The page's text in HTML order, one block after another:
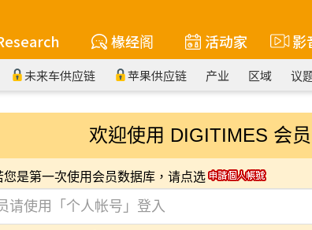
椽经阁 活动家 影
未来车供应链 苹果供应链 产业 区域 议
欢迎使用 DIGITIMES 会员
是第一次使用会员数据库，请点选